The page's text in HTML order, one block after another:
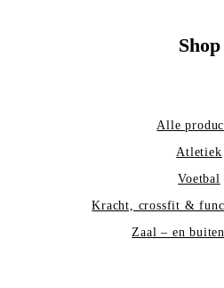
Shop
Alle
Atletiek
Voetbal
Kracht, crossfit &
Zaal – en